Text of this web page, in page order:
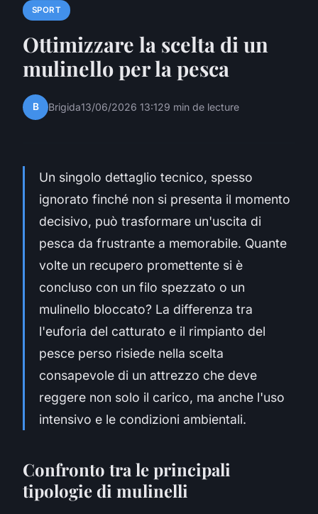
SPORT
Ottimizzare la scelta di un
mulinello per la pesca
B Brigida13/06/2026 13:129 min de lecture
Un singolo dettaglio tecnico, spesso
ignorato finché non si presenta il momento
decisivo, può trasformare un'uscita di
pesca da frustrante a memorabile. Quante
volte un recupero promettente si è
concluso con un filo spezzato o un
mulinello bloccato? La differenza tra
l'euforia del catturato e il rimpianto del
pesce perso risiede nella scelta
consapevole di un attrezzo che deve
reggere non solo il carico, ma anche l'uso
intensivo e le condizioni ambientali.
Confronto tra le principali
tipologie di mulinelli